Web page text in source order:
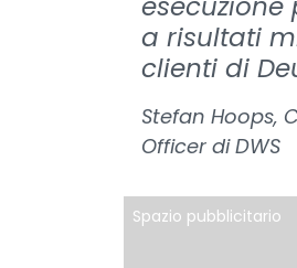
a risultati
clienti di
Stefan Hoops,
Officer di DWS
Spazio pubblicitario